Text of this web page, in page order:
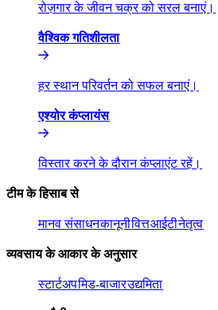
रोज़गार के जीवन चक्र को सरल बनाएं।​​
वैश्विक गतिशीलता​​
हर स्थान परिवर्तन को सफल बनाएं।​​
एश्योर कंप्लायंस​​
विस्तार करने के दौरान कंप्लाएंट रहें।​​
टीम के हिसाब से​​
मानव संसाधन​​कानूनी​​वित्त​​आईटी​​नेतृत्व​​
व्यवसाय के आकार के अनुसार​​
स्टार्टअप​​मिड-बाजार​​उद्यमिता​​